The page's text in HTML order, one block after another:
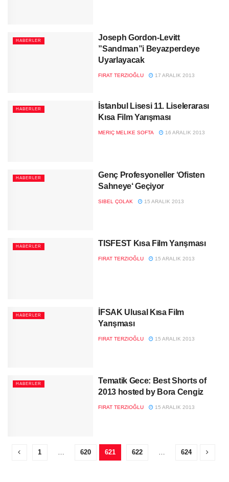
HABERLER
Joseph Gordon-Levitt
”Sandman”i Beyazperdeye
Uyarlayacak
FIRAT TERZIOĞLU 17 ARALIK 2013
HABERLER
İstanbul Lisesi 11. Liselerarası
Kısa Film Yarışması
MERIÇ MELIKE SOFTA 16 ARALIK 2013
HABERLER
Genç Profesyoneller ‘Ofisten
Sahneye‘ Geçiyor
SIBEL ÇOLAK 15 ARALIK 2013
HABERLER TISFEST Kısa Film Yarışması
FIRAT TERZIOĞLU 15 ARALIK 2013
HABERLER
İFSAK Ulusal Kısa Film
Yarışması
FIRAT TERZIOĞLU 15 ARALIK 2013
HABERLER
Tematik Gece: Best Shorts of
2013 hosted by Bora Cengiz
FIRAT TERZIOĞLU 15 ARALIK 2013
1 620 621 622 624